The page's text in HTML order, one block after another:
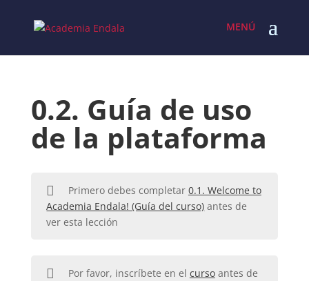
content
0.2. Guía de uso
de la plataforma
Primero debes completar 0.1. Welcome to
Academia Endala! (Guía del curso) antes de
ver esta lección
Por favor, inscríbete en el cursoantes de